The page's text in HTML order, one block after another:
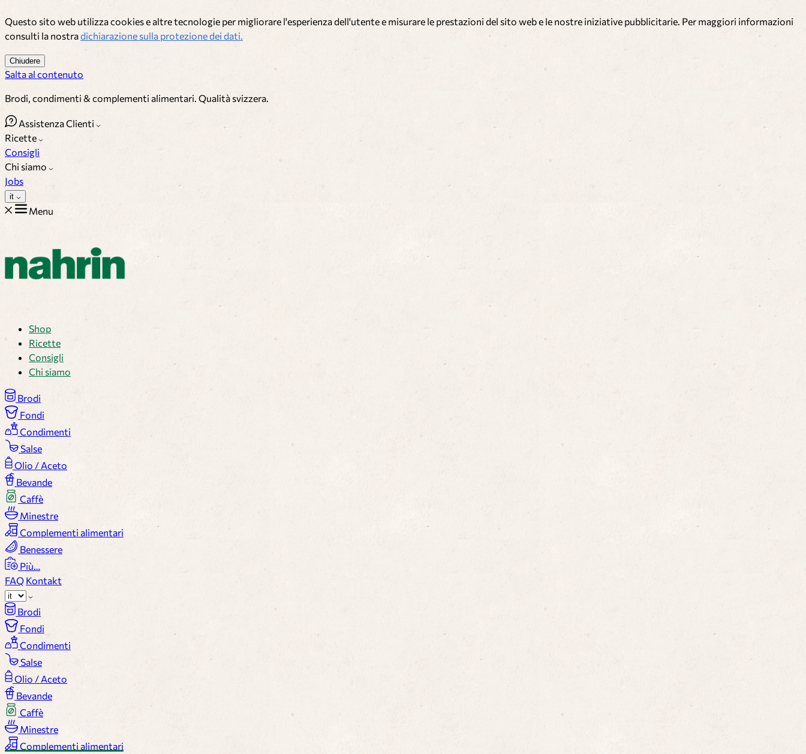
Questo sito web utilizza cookies e altre tecnologie per migliorare l'esperienza dell'utente e misurare le prestazioni del sito web e le nostre iniziative pubblicitarie. Per maggiori informazioni
consulti la nostradichiarazione sulla protezione dei dati.
Chiudere
Salta al contenuto
Brodi, condimenti & complementi alimentari. Qualità svizzera.
Assistenza Clienti
Ricette
Consigli
Chi siamo
Jobs
it
Menu
Shop
Ricette
Consigli
Chi siamo
Brodi
Fondi
Condimenti
Salse
Olio / Aceto
Bevande
Caffè
Minestre
Complementi alimentari
Benessere
Più…
FAQ Kontakt
Brodi
Fondi
Condimenti
Salse
Olio / Aceto
Bevande
Caffè
Minestre
Complementi alimentari